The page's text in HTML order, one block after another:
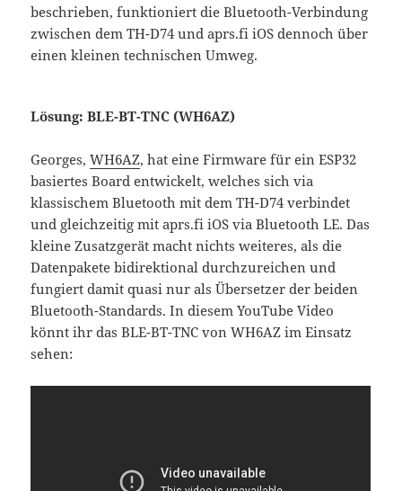
beschrieben, funktioniert die Bluetooth-Verbindung
zwischen dem TH-D74 und aprs.fi iOS dennoch über
einen kleinen technischen Umweg.
Lösung: BLE-BT-TNC (WH6AZ)
Georges,WH6AZ, hat eine Firmware für ein ESP32
basiertes Board entwickelt, welches sich via
klassischem Bluetooth mit dem TH-D74 verbindet
und gleichzeitig mit aprs.fi iOS via Bluetooth LE. Das
kleine Zusatzgerät macht nichts weiteres, als die
Datenpakete bidirektional durchzureichen und
fungiert damit quasi nur als Übersetzer der beiden
Bluetooth-Standards. In diesem YouTube Video
könnt ihr das BLE-BT-TNC von WH6AZ im Einsatz
sehen: